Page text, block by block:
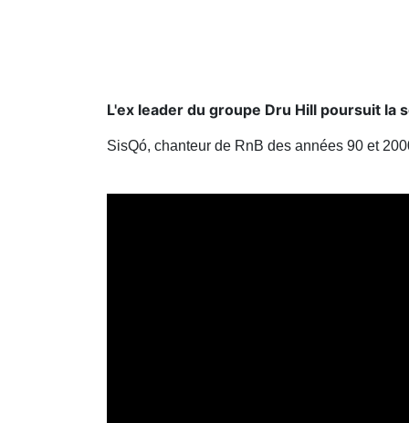
L'ex leader du groupe Dru Hill poursuit la
SisQó, chanteur de RnB des années 90 et